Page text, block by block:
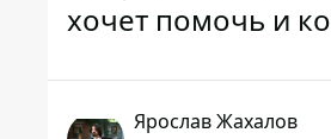
хочет помочь и
Ярослав Жахалов